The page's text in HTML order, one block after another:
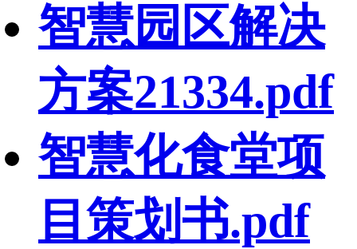
智慧园区解决
方案21334.pdf
智慧化食堂项
目策划书.pdf